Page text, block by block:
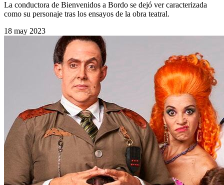
La conductora de Bienvenidos a Bordo se dejó ver caracterizada
como su personaje tras los ensayos de la obra teatral.
18 may 2023